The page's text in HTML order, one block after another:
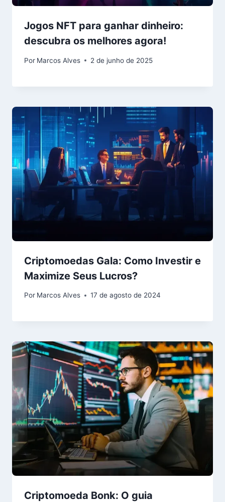
Jogos NFT para ganhar dinheiro:
descubra os melhores agora!
Por Marcos Alves 2 de junho de 2025
Criptomoedas Gala: Como Investir e
Maximize Seus Lucros?
Por Marcos Alves 17 de agosto de 2024
Criptomoeda Bonk: O guia